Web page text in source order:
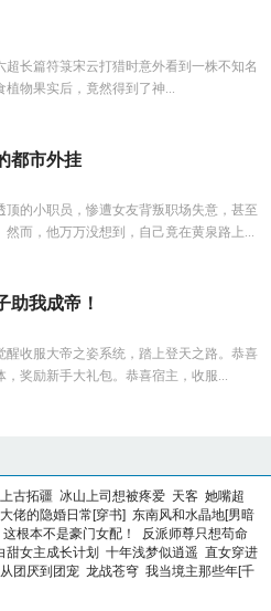
超长篇符箓宋云打猎时意外看到一株不知名
植物果实后，竟然得到了神...
都市外挂
顶的小职员，惨遭女友背叛职场失意，甚至
然而，他万万没想到，自己竟在黄泉路上...
助我成帝！
醒收服大帝之姿系统，踏上登天之路。恭喜
，奖励新手大礼包。恭喜宿主，收服...
上古拓疆 冰山上司想被疼爱 天客 她嘴超
佬的隐婚日常[穿书] 东南风和水晶地[男暗
根本不是豪门女配！
反派师尊只想苟命
甜女主成长计划 十年浅梦似逍遥 直女穿进
从团厌到团宠 龙战苍穹 我当境主那些年[千